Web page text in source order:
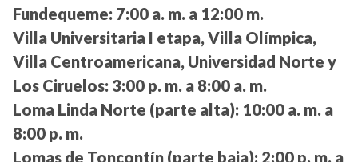
Fundequeme: 7:00 a. m. a 12:00 m.
Villa Universitaria I etapa, Villa Olímpica,
Villa Centroamericana, Universidad Norte y
Los Ciruelos: 3:00 p. m. a 8:00 a. m.
Loma Linda Norte (parte alta): 10:00 a. m. a
8:00 p. m.
Lomas de Toncontín (parte baja): 2:00 p. m. a